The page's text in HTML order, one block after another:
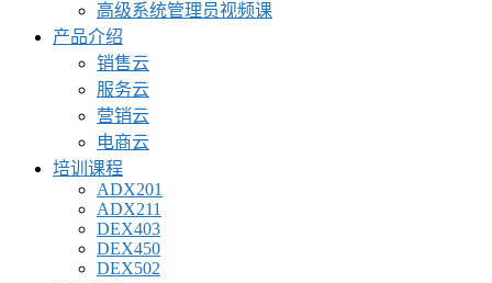
高级系统管理员视频课
产品介绍
销售云
服务云
营销云
电商云
培训课程
ADX201
ADX211
DEX403
DEX450
DEX502